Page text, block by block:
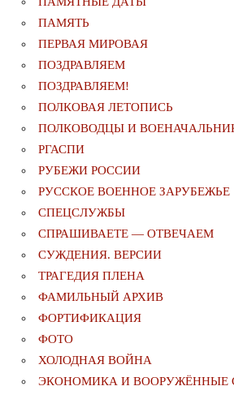
ПАМЯТЬ
ПЕРВАЯ МИРОВАЯ
ПОЗДРАВЛЯЕМ
ПОЗДРАВЛЯЕМ!
ПОЛКОВАЯ ЛЕТОПИСЬ
ПОЛКОВОДЦЫ И
РГАСПИ
РУБЕЖИ РОССИИ
РУССКОЕ ВОЕННОЕ ЗАРУБЕЖЬЕ
СПЕЦСЛУЖБЫ
СПРАШИВАЕТЕ — ОТВЕЧАЕМ
СУЖДЕНИЯ. ВЕРСИИ
ТРАГЕДИЯ ПЛЕНА
ФАМИЛЬНЫЙ АРХИВ
ФОРТИФИКАЦИЯ
ФОТО
ХОЛОДНАЯ ВОЙНА
ЭКОНОМИКА И ВООРУЖЁННЫЕ